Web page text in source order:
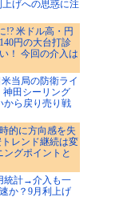
上げへの思惑に注
!? 米ドル高・円
円の大台打診
！ 今回の介入は
当局の防衛ライ
神田シーリング
から戻り売り戦
的に方向感を失
レンド継続は変
ングポイントと
統計→介入も一
か？9月利上げ